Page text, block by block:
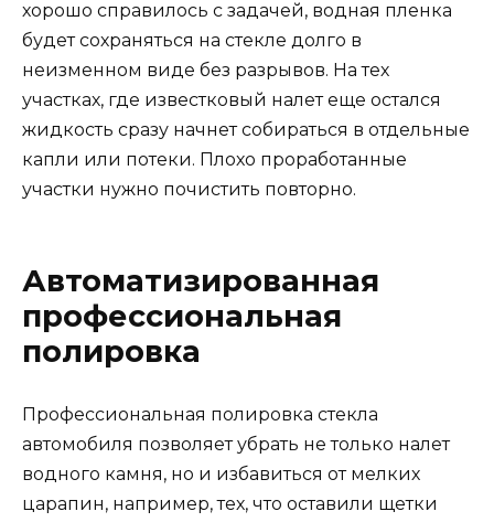
хорошо справилось с задачей, водная пленка
будет сохраняться на стекле долго в
неизменном виде без разрывов. На тех
участках, где известковый налет еще остался
жидкость сразу начнет собираться в отдельные
капли или потеки. Плохо проработанные
участки нужно почистить повторно.
Автоматизированная
профессиональная
полировка
Профессиональная полировка стекла
автомобиля позволяет убрать не только налет
водного камня, но и избавиться от мелких
царапин, например, тех, что оставили щетки